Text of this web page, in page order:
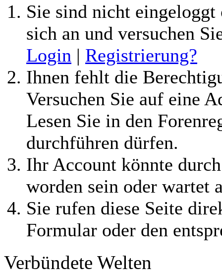
Sie sind nicht
sich an und versuchen
Login | Registrierung?
Ihnen fehlt die
Versuchen Sie auf eine
Lesen Sie in den
durchführen dürfen.
Ihr Account könnte
worden sein oder wartet
Sie rufen diese Seite
Formular oder den
Verbündete Welten